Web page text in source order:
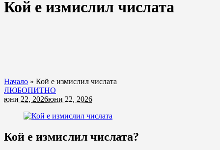
Кой е измислил числата
Начало » Кой е измислил числата
ЛЮБОПИТНО
юни 22, 2026юни 22, 2026
Кой е измислил числата?